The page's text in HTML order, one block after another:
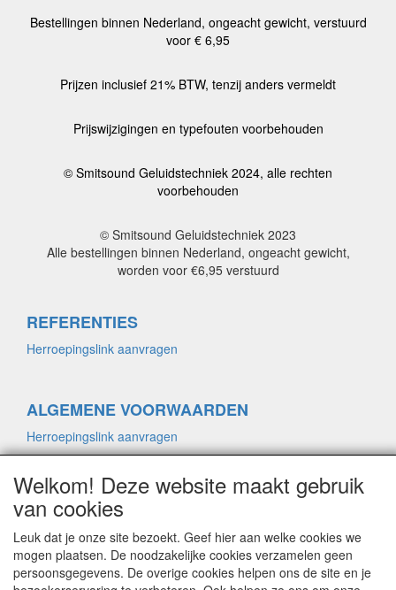
Bestellingen binnen Nederland, ongeacht gewicht, verstuurd
voor € 6,95
Prijzen inclusief 21% BTW, tenzij anders vermeldt
Prijswijzigingen en typefouten voorbehouden
© Smitsound Geluidstechniek 2024, alle rechten
voorbehouden
© Smitsound Geluidstechniek 2023
Alle bestellingen binnen Nederland, ongeacht gewicht,
worden voor €6,95 verstuurd
REFERENTIES
Herroepingslink aanvragen
ALGEMENE VOORWAARDEN
Herroepingslink aanvragen
PRIVACYVERKLARING
CONTACT
Welkom! Deze website maakt gebruik
van cookies
Leuk dat je onze site bezoekt. Geef hier aan welke cookies we
mogen plaatsen. De noodzakelijke cookies verzamelen geen
persoonsgegevens. De overige cookies helpen ons de site en je